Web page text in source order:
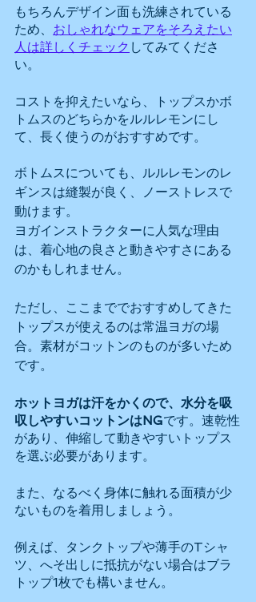
もちろんデザイン面も洗練されている
ため、 おしゃれなウェアをそろえたい
人は詳しくチェック してみてくださ
い。
コストを抑えたいなら、トップスかボ
トムスのどちらかをルルレモンにし
て、長く使うのがおすすめです。
ボトムスについても、ルルレモンのレ
ギンスは縫製が良く、ノーストレスで
動けます。
ヨガインストラクターに人気な理由
は、着心地の良さと動きやすさにある
のかもしれません。
ただし、ここまででおすすめしてきた
トップスが使えるのは常温ヨガの場
合。素材がコットンのものが多いため
です。
ホットヨガは汗をかくので、水分を吸
収しやすいコットンはNGです。速乾性
があり、伸縮して動きやすいトップス
を選ぶ必要があります。
また、なるべく身体に触れる面積が少
ないものを着用しましょう。
例えば、タンクトップや薄手のTシャ
ツ、へそ出しに抵抗がない場合はブラ
トップ1枚でも構いません。